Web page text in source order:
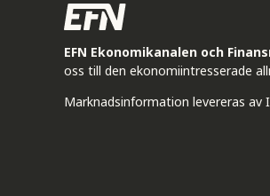
EFN Ekonomikanalen och
oss till den ekonomiintresserade
Marknadsinformation levereras av